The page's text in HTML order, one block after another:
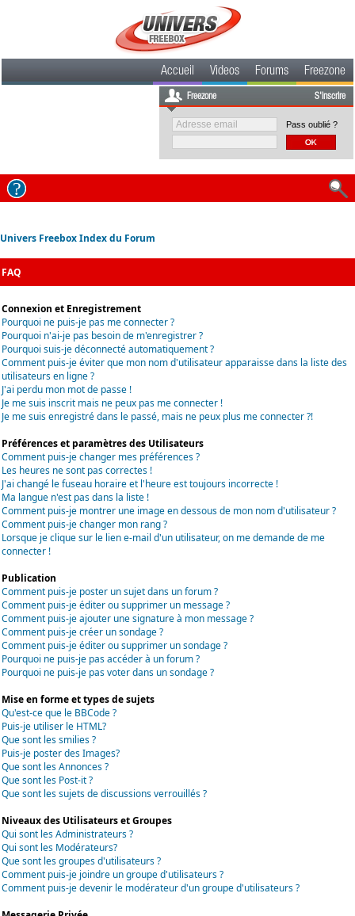
Accueil Videos Forums Freezone
Freezone S'inscrire
Pass oublié ?
Univers Freebox Index du Forum
FAQ
Connexion et Enregistrement
Pourquoi ne puis-je pas me connecter ?
Pourquoi n'ai-je pas besoin de m'enregistrer ?
Pourquoi suis-je déconnecté automatiquement ?
Comment puis-je éviter que mon nom d'utilisateur apparaisse dans la liste des
utilisateurs en ligne ?
J'ai perdu mon mot de passe !
Je me suis inscrit mais ne peux pas me connecter !
Je me suis enregistré dans le passé, mais ne peux plus me connecter ?!
Préférences et paramètres des Utilisateurs
Comment puis-je changer mes préférences ?
Les heures ne sont pas correctes !
J'ai changé le fuseau horaire et l'heure est toujours incorrecte !
Ma langue n'est pas dans la liste !
Comment puis-je montrer une image en dessous de mon nom d'utilisateur ?
Comment puis-je changer mon rang ?
Lorsque je clique sur le lien e-mail d'un utilisateur, on me demande de me
connecter !
Publication
Comment puis-je poster un sujet dans un forum ?
Comment puis-je éditer ou supprimer un message ?
Comment puis-je ajouter une signature à mon message ?
Comment puis-je créer un sondage ?
Comment puis-je éditer ou supprimer un sondage ?
Pourquoi ne puis-je pas accéder à un forum ?
Pourquoi ne puis-je pas voter dans un sondage ?
Mise en forme et types de sujets
Qu'est-ce que le BBCode ?
Puis-je utiliser le HTML?
Que sont les smilies ?
Puis-je poster des Images?
Que sont les Annonces ?
Que sont les Post-it ?
Que sont les sujets de discussions verrouillés ?
Niveaux des Utilisateurs et Groupes
Qui sont les Administrateurs ?
Qui sont les Modérateurs?
Que sont les groupes d'utilisateurs ?
Comment puis-je joindre un groupe d'utilisateurs ?
Comment puis-je devenir le modérateur d'un groupe d'utilisateurs ?